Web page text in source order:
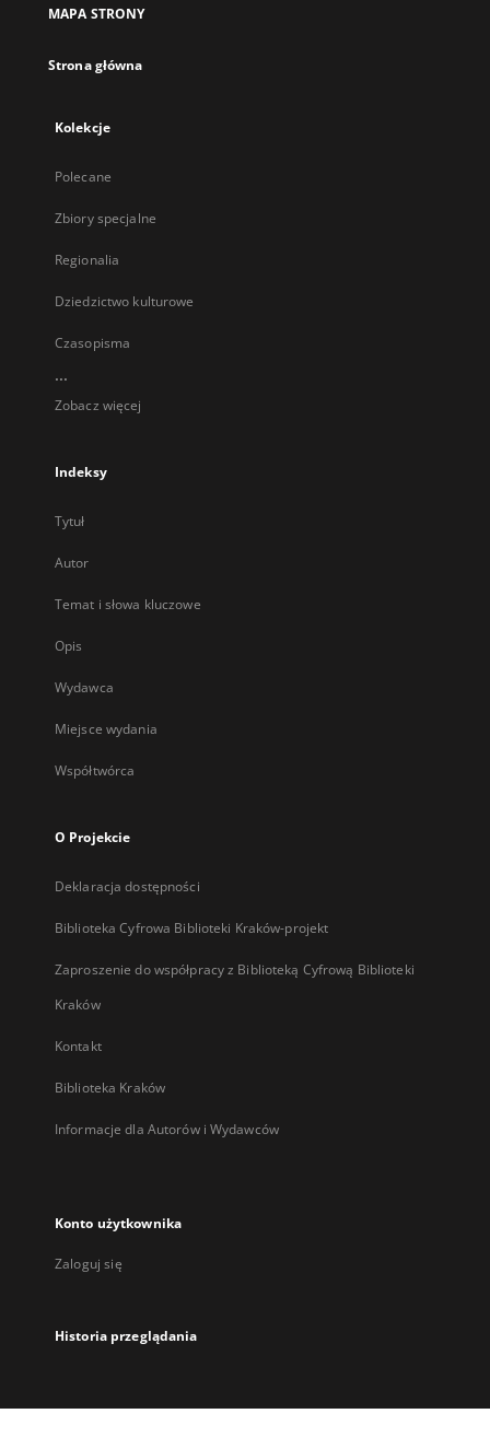
MAPA STRONY
Strona główna
Kolekcje
Polecane
Zbiory specjalne
Regionalia
Dziedzictwo kulturowe
Czasopisma
...
Zobacz więcej
Indeksy
Tytuł
Autor
Temat i słowa kluczowe
Opis
Wydawca
Miejsce wydania
Współtwórca
O Projekcie
Deklaracja dostępności
Biblioteka Cyfrowa Biblioteki Kraków-projekt
Zaproszenie do współpracy z Biblioteką Cyfrową Biblioteki
Kraków
Kontakt
Biblioteka Kraków
Informacje dla Autorów i Wydawców
Konto użytkownika
Zaloguj się
Historia przeglądania